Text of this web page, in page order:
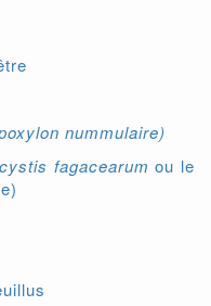
nummulaire)
fagacearum ou le